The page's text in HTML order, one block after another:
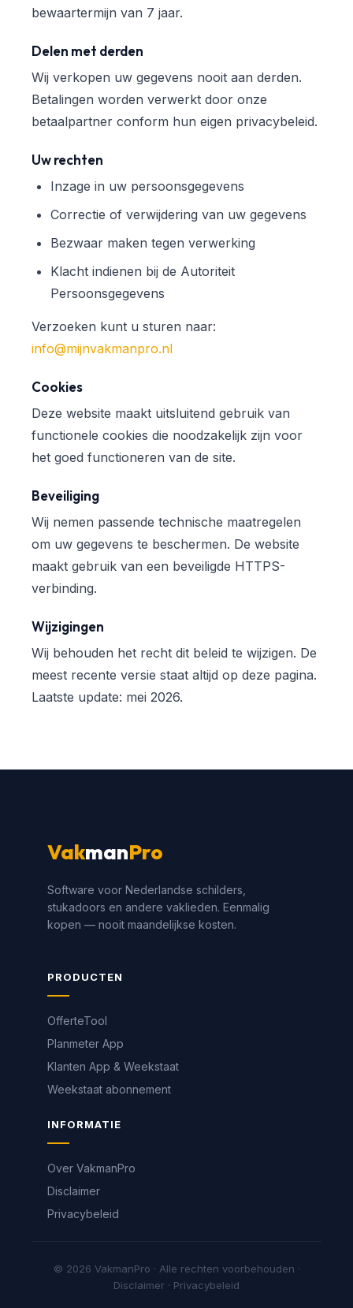
bewaartermijn van 7 jaar.
Delen met derden
Wij verkopen uw gegevens nooit aan derden.
Betalingen worden verwerkt door onze
betaalpartner conform hun eigen privacybeleid.
Uw rechten
Inzage in uw persoonsgegevens
Correctie of verwijdering van uw gegevens
Bezwaar maken tegen verwerking
Klacht indienen bij de Autoriteit
Persoonsgegevens
Verzoeken kunt u sturen naar:
info@mijnvakmanpro.nl
Cookies
Deze website maakt uitsluitend gebruik van
functionele cookies die noodzakelijk zijn voor
het goed functioneren van de site.
Beveiliging
Wij nemen passende technische maatregelen
om uw gegevens te beschermen. De website
maakt gebruik van een beveiligde HTTPS-
verbinding.
Wijzigingen
Wij behouden het recht dit beleid te wijzigen. De
meest recente versie staat altijd op deze pagina.
Laatste update: mei 2026.
VakmanPro
Software voor Nederlandse schilders,
stukadoors en andere vaklieden. Eenmalig
kopen — nooit maandelijkse kosten.
PRODUCTEN
OfferteTool
Planmeter App
Klanten App & Weekstaat
Weekstaat abonnement
INFORMATIE
Over VakmanPro
Disclaimer
Privacybeleid
© 2026 VakmanPro · Alle rechten voorbehouden ·
Disclaimer · Privacybeleid